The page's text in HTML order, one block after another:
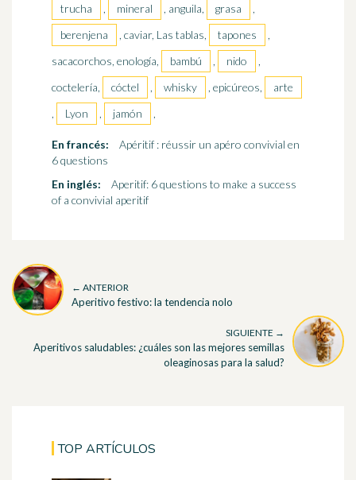
trucha
, mineral , anguila, grasa
,
berenjena
, caviar, Las tablas, tapones
,
sacacorchos, enología,
bambú , nido
,
coctelería,
cóctel , whisky , epicúreos,
arte
,
Lyon , jamón ,
En francés:
Apéritif : réussir un apéro convivial en
6 questions
En inglés:
Aperitif: 6 questions to make a success
of a convivial aperitif
← ANTERIOR
Aperitivo festivo: la tendencia nolo
SIGUIENTE →
Aperitivos saludables: ¿cuáles son las mejores semillas
oleaginosas para la salud?
TOP ARTÍCULOS